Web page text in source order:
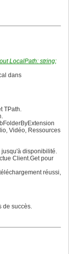
LocalPath: string;
dans
TPath.
Vidéo, Ressources
jusqu'à disponibilité.
Client.Get pour
réussi,
de succès.